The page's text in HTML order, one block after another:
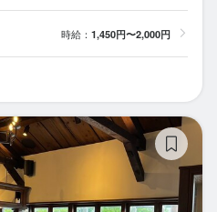
時給： 1,450円〜2,000円